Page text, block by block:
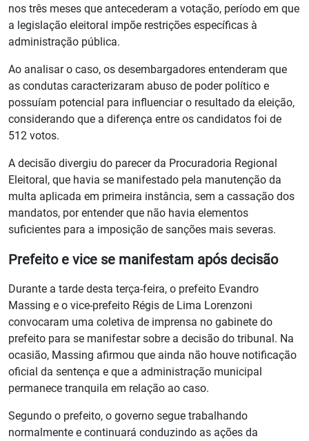
nos três meses que antecederam a votação, período em que
a legislação eleitoral impõe restrições específicas à
administração pública.
Ao analisar o caso, os desembargadores entenderam que
as condutas caracterizaram abuso de poder político e
possuíam potencial para influenciar o resultado da eleição,
considerando que a diferença entre os candidatos foi de
512 votos.
A decisão divergiu do parecer da Procuradoria Regional
Eleitoral, que havia se manifestado pela manutenção da
multa aplicada em primeira instância, sem a cassação dos
mandatos, por entender que não havia elementos
suficientes para a imposição de sanções mais severas.
Prefeito e vice se manifestam após decisão
Durante a tarde desta terça-feira, o prefeito Evandro
Massing e o vice-prefeito Régis de Lima Lorenzoni
convocaram uma coletiva de imprensa no gabinete do
prefeito para se manifestar sobre a decisão do tribunal. Na
ocasião, Massing afirmou que ainda não houve notificação
oficial da sentença e que a administração municipal
permanece tranquila em relação ao caso.
Segundo o prefeito, o governo segue trabalhando
normalmente e continuará conduzindo as ações da